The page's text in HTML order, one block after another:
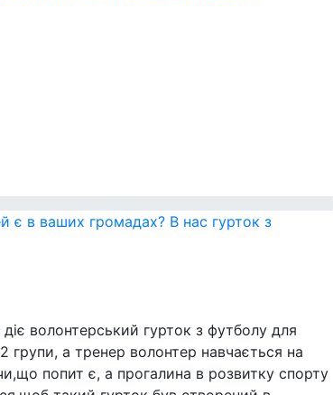
є в ваших громадах? В нас гурток з
волонтерський гурток з футболу для
групи, а тренер волонтер навчається на
попит є, а прогалина в розвитку спорту